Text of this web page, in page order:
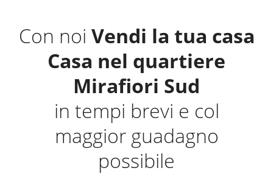
Con noi Vendi la tua casa
Casa nel quartiere
Mirafiori Sud
in tempi brevi e col
maggior guadagno
possibile